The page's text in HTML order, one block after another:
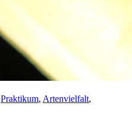
Praktikum, Artenvielfalt,